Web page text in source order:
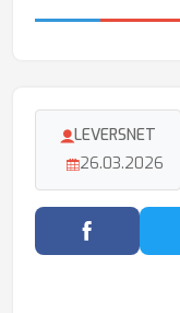
LEVERSNET
26.03.2026